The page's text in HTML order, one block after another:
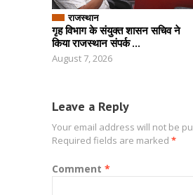
राजस्थान
गृह विभाग के संयुक्त शासन सचिव ने
किया राजस्थान संपर्क ...
August 7, 2026
Leave a Reply
Your email address will not be
Required fields are marked *
Comment *